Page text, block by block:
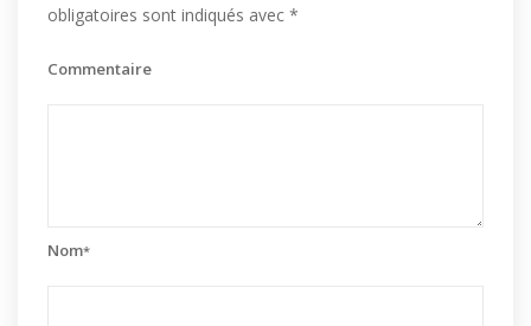
obligatoires sont indiqués avec *
Commentaire
Nom*